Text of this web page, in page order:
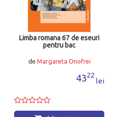
Limba romana 67 de eseuri
pentru bac
de Margareta Onofrei
4322
lei